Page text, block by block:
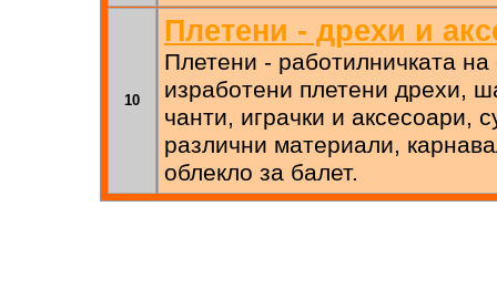
10
Плетени - дрехи и
Плетени - работилничката
изработени плетени дрехи,
чанти, играчки и аксесоари,
различни материали,
облекло за балет.